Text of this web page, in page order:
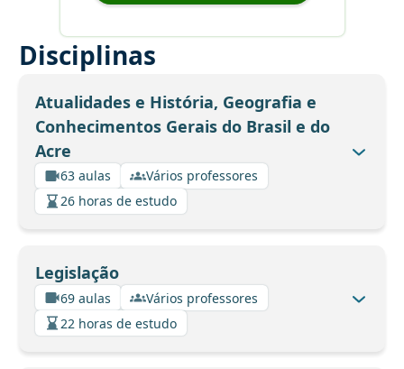
Disciplinas
Atualidades e História, Geografia e
Conhecimentos Gerais do Brasil e do
Acre
63 aulas
Vários professores
26 horas de estudo
Legislação
69 aulas
Vários professores
22 horas de estudo